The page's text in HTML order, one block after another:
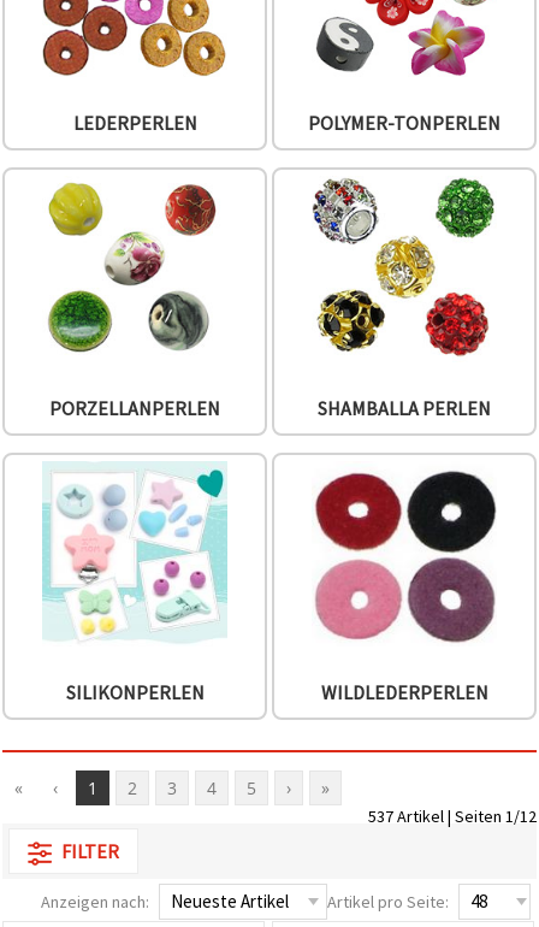
können Sie
jederzeit
ändern
Datenschutzerklärung
Alle
akzeptieren
Cookie-
Einstellungen
LEDERPERLEN POLYMER-TONPERLEN
PORZELLANPERLEN SHAMBALLA PERLEN
SILIKONPERLEN WILDLEDERPERLEN
« ‹ 1 2 3 4 5 › »
537 Artikel | Seiten 1/12
FILTER
Anzeigen nach: Artikel pro Seite: